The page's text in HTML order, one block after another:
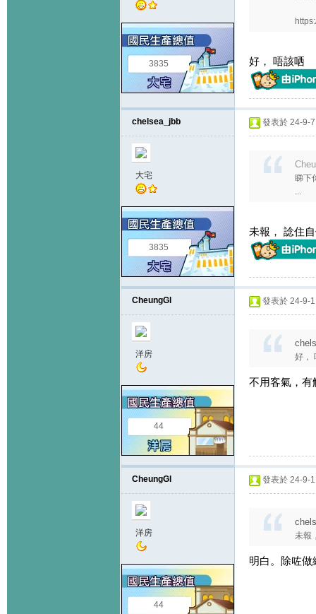
3835 好， 唔該哂
chelsea_jbb
大宅
3835
發表於 24-9-
睇下
...
未報， 諗住
CheungGl
洋房
44
發表於 24-9-
好，
不用客氣，有
CheungGl
洋房
44
發表於 24-9-
未報
明白。除咗